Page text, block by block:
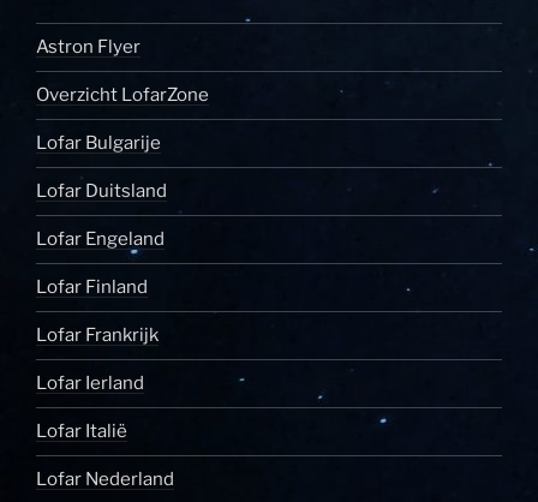
Astron Flyer
Overzicht LofarZone
Lofar Bulgarije
Lofar Duitsland
Lofar Engeland
Lofar Finland
Lofar Frankrijk
Lofar Ierland
Lofar Italië
Lofar Nederland